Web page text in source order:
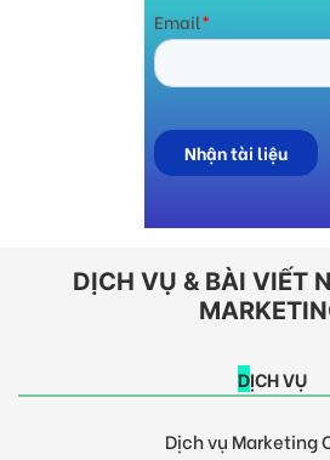
DỊCH VỤ & BÀI VIẾT
DỊCH VỤ
Dịch vụ Marketing